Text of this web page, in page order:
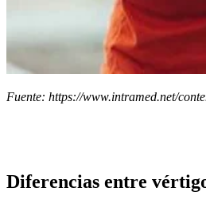
Fuente: https://www.intramed.net/
Diferencias entre